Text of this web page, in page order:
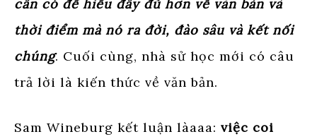
cần có để hiểu đầy đủ hơn về văn bản và
thời điểm mà nó ra đời, đào sâu và kết nối
chúng. Cuối cùng, nhà sử học mới có câu
trả lời là kiến thức về văn bản.
Sam Wineburg kết luận làaaa: việc coi